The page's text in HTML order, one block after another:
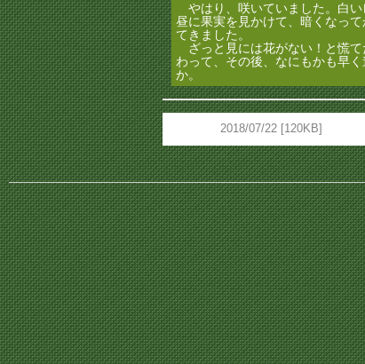
やはり、咲いていました。白い
昼に果実を見かけて、暗くなっ
てきました。
ざっと見には花がない！と慌て
わって、その後、なにもかも早
か。
2018/07/22 [120KB]